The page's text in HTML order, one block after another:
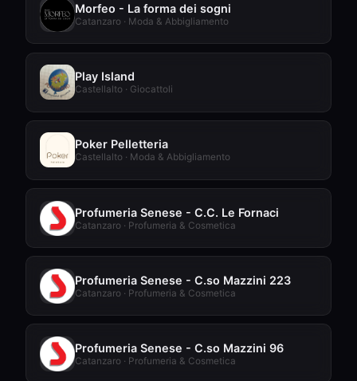
Morfeo - La forma dei sogni
Catanzaro · Moda & Abbigliamento
Play Island
Castellalto · Giocattoli
Poker Pelletteria
Castellalto · Moda & Abbigliamento
Profumeria Senese - C.C. Le Fornaci
Catanzaro · Profumeria & Cosmetica
Profumeria Senese - C.so Mazzini 223
Catanzaro · Profumeria & Cosmetica
Profumeria Senese - C.so Mazzini 96
Catanzaro · Profumeria & Cosmetica